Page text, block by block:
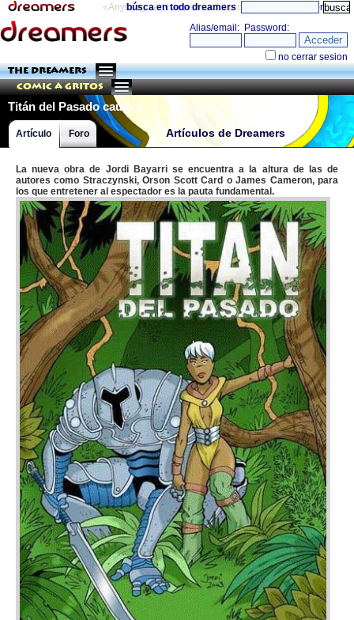
«Anything can happen and it probably will» directorio
búsca en todo dreamers
THE DREAMERS
Comic a Gritos
Titán del Pasado cautiva
Artículos de Dreamers
Artículo Foro
La nueva obra de Jordi Bayarri se encuentra a la altura de las de
autores como Straczynski, Orson Scott Card o James Cameron, para
los que entretener al espectador es la pauta fundamental.